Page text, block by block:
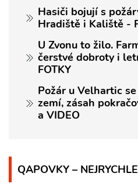
Hasiči bojují s
Hradiště i Kaliště -
U Zvonu to žilo.
čerstvé dobroty i
FOTKY
Požár u Velhartic
zemí, zásah
a VIDEO
QAPOVKY –